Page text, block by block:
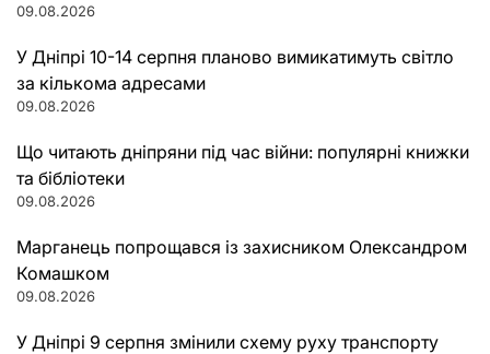
09.08.2026
У Дніпрі 10-14 серпня планово вимикатимуть світло
за кількома адресами
09.08.2026
Що читають дніпряни під час війни: популярні книжки
та бібліотеки
09.08.2026
Марганець попрощався із захисником Олександром
Комашком
09.08.2026
У Дніпрі 9 серпня змінили схему руху транспорту